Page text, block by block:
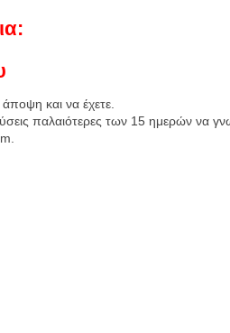
και να έχετε.
παλαιότερες των 15 ημερών να